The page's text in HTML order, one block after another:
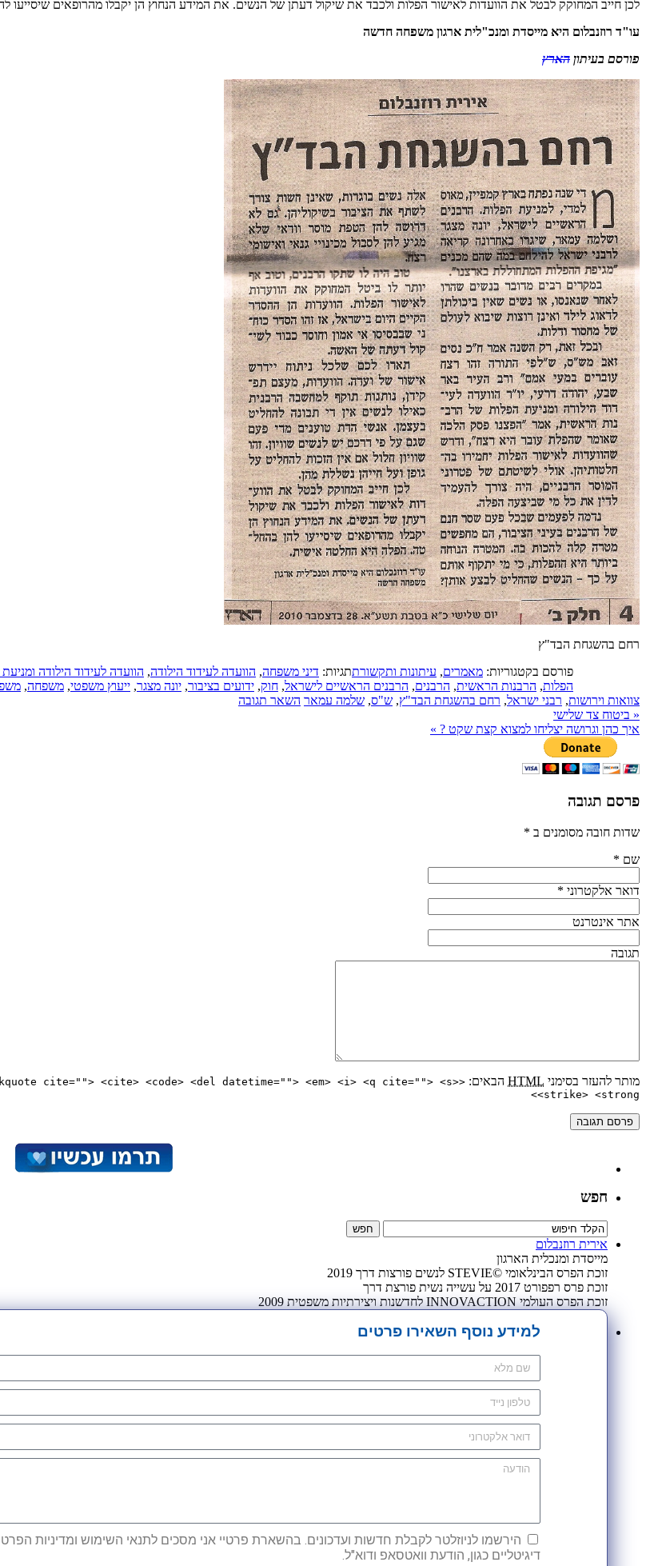
לכן חייב המחוקק לבטל את הוועדות לאישור הפלות ולכבד את שיקול דעתן של הנשים. את המידע הנחוץ הן יקבלו מהרופאים
עו"ד רוזנבלום היא מייסדת ומנכ"לית ארגון משפחה חדשה
פורסם בעיתון הארץ
רחם בהשגחת הבד"ץ
פורסם בקטגוריות: מאמרים, עיתונות ותקשורתתגיות: דיני משפחה, הוועדה לעידוד הילודה, הוועדה לעידוד הילודה
הפלות, הרבנות הראשית, הרבנים, הרבנים הראשיים לישראל, חוק, ידועים בציבור, יונה מצגר, ייעוץ משפטי, משפחה,
צוואות וירושות, רבני ישראל, רחם בהשגחת הבד"ץ, ש"ס, שלמה עמאר השאר תגובה
« ביטוח צד שלישי
איך כהן וגרושה יצליחו למצוא קצת שקט ? »
פרסם תגובה
שדות חובה מסומנים ב *
שם *
דואר אלקטרוני *
אתר אינטרנט
תגובה
מותר להעזר בסימני HTML הבאים:
cite=""> <cite> <code> <del datetime=""> <em> <i> <q cite=""> <s>
<strike> <strong>
חפש
אירית רוזנבלום
מייסדת ומנכלית הארגון
זוכת הפרס הבינלאומי ©STEVIE לנשים פורצות דרך 2019
זוכת פרס רפפורט 2017 על עשייה נשית פורצת דרך
זוכת הפרס העולמי INNOVACTION לחדשנות ויצירתיות משפטית 2009
למידע נוסף השאירו פרטים
הירשמו לניוזלטר לקבלת חדשות ועדכונים. בהשארת פרטיי אני מסכים לתנאי השימוש ומדיניות
דיגיטליים כגון, הודעת וואטסאפ ודוא"ל.